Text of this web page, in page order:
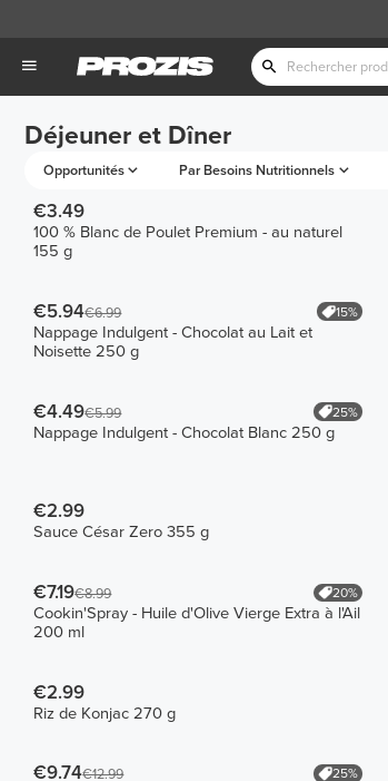
Déjeuner et Dîner
Opportunités Par Besoins Nutritionnels
€3.49
100 % Blanc de Poulet Premium - au naturel
155 g
€5.94€6.99 15%
Nappage Indulgent - Chocolat au Lait et
Noisette 250 g
€4.49€5.99 25%
Nappage Indulgent - Chocolat Blanc 250 g
€2.99
Sauce César Zero 355 g
€7.19€8.99 20%
Cookin'Spray - Huile d'Olive Vierge Extra à l'Ail
200 ml
€2.99
Riz de Konjac 270 g
€9.74€12.99 25%